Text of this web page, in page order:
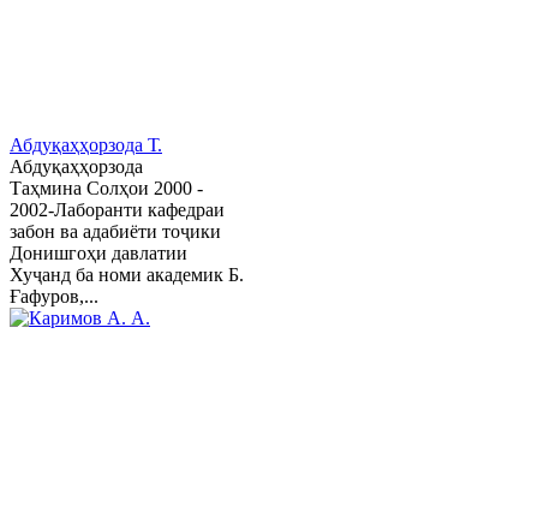
Абдуқаҳҳорзода Т.
Абдуқаҳҳорзода
Таҳмина Солҳои 2000 -
2002-Лаборанти кафедраи
забон ва адабиёти тоҷики
Донишгоҳи давлатии
Хуҷанд ба номи академик Б.
Ғафуров,...